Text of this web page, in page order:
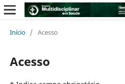
Início / Acesso
Acesso